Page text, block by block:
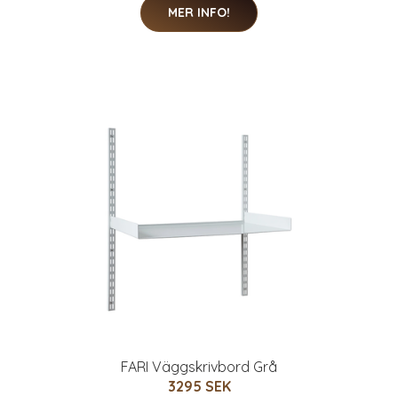
MER INFO!
FARI Väggskrivbord Grå
3295 SEK